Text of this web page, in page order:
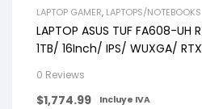
LAPTOP GAMER, LAPTOPS/NOTEBOOKS
LAPTOP ASUS TUF FA608-UH
1TB/ 16Inch/ IPS/ WUXGA/
0 Reviews
$1,774.99 Incluye IVA